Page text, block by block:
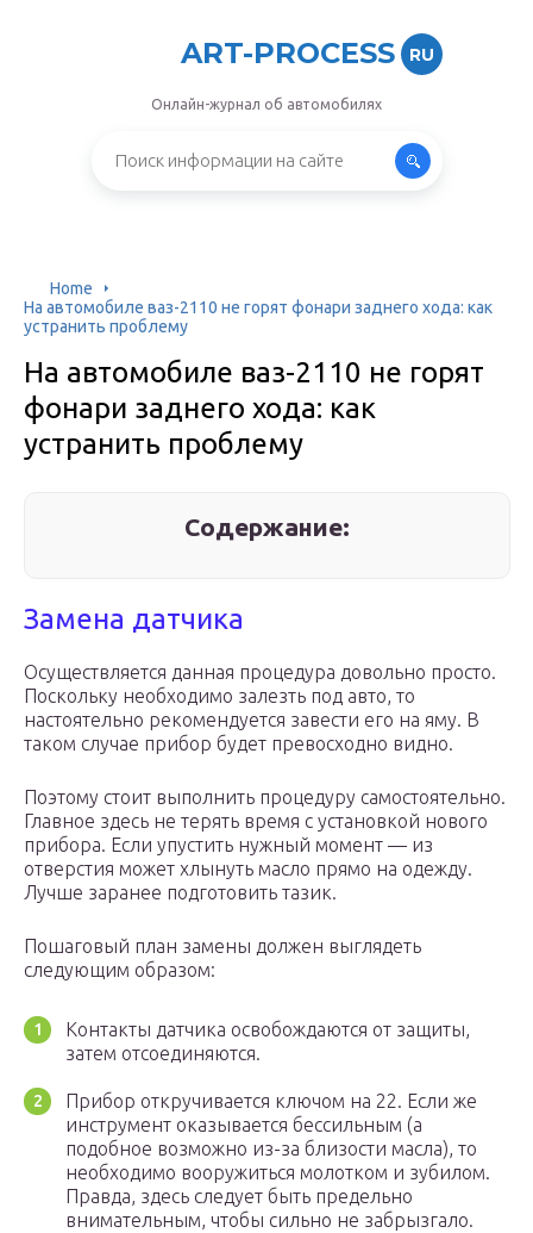
ART-PROCESS RU
Онлайн-журнал об автомобилях
Home
На автомобиле ваз-2110 не горят фонари заднего хода: как
устранить проблему
На автомобиле ваз-2110 не горят
фонари заднего хода: как
устранить проблему
Содержание:
Замена датчика
Осуществляется данная процедура довольно просто.
Поскольку необходимо залезть под авто, то
настоятельно рекомендуется завести его на яму. В
таком случае прибор будет превосходно видно.
Поэтому стоит выполнить процедуру самостоятельно.
Главное здесь не терять время с установкой нового
прибора. Если упустить нужный момент — из
отверстия может хлынуть масло прямо на одежду.
Лучше заранее подготовить тазик.
Пошаговый план замены должен выглядеть
следующим образом:
Контакты датчика освобождаются от защиты,
затем отсоединяются.
Прибор откручивается ключом на 22. Если же
инструмент оказывается бессильным (а
подобное возможно из-за близости масла), то
необходимо вооружиться молотком и зубилом.
Правда, здесь следует быть предельно
внимательным, чтобы сильно не забрызгало.